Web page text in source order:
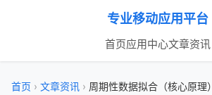
专业移动应用平台
首页应用中心文章资讯
首页 › 文章资讯 › 周期性数据拟合（核心原理）